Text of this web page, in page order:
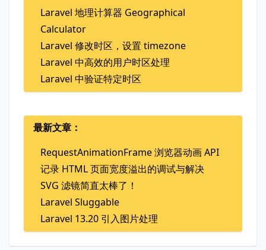
Laravel 地理计算器 Geographical
Calculator
Laravel 修改时区，设置 timezone
Laravel 中高效的用户时区处理
Laravel 中验证特定时区
最新文章：
RequestAnimationFrame 浏览器动画 API
记录 HTML 页面宽度溢出的调试与解决
SVG 滤镜简直太棒了！
Laravel Sluggable
Laravel 13.20 引入图片处理